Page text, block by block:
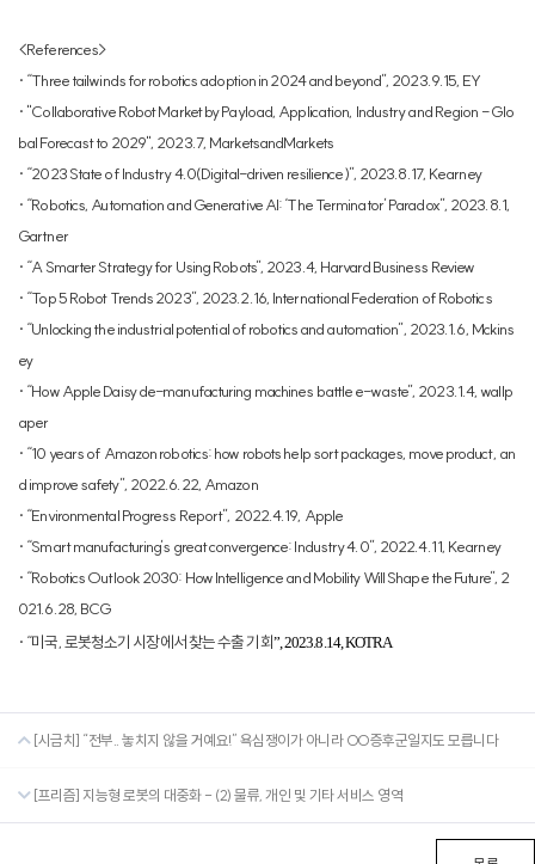
<References>
· “Three tailwinds for robotics adoption in 2024 and beyond”, 2023.9.15, EY
· "Collaborative Robot Market by Payload, Application, Industry and Region - Glo
bal Forecast to 2029", 2023.7, MarketsandMarkets
· “2023 State of Industry 4.0(Digital-driven resilience)”, 2023.8.17, Kearney
· “Robotics, Automation and Generative AI: ‘The Terminator’ Paradox”, 2023.8.1,
Gartner
· “A Smarter Strategy for Using Robots”, 2023.4, Harvard Business Review
· “Top 5 Robot Trends 2023”, 2023.2.16, International Federation of Robotics
· “Unlocking the industrial potential of robotics and automation”, 2023.1.6, Mckins
ey
· “How Apple Daisy de-manufacturing machines battle e-waste”, 2023.1.4, wallp
aper
· “10 years of Amazon robotics: how robots help sort packages, move product, an
d improve safety”, 2022.6.22, Amazon
· “Environmental Progress Report”, 2022.4.19, Apple
· “Smart manufacturing’s great convergence: Industry 4.0”, 2022.4.11, Kearney
· “Robotics Outlook 2030: How Intelligence and Mobility Will Shape the Future”, 2
021.6.28, BCG
· “미국,로봇청소기 시장에서 찾는 수출 기회”, 2023.8.14, KOTRA
[시금치] “전부.. 놓치지 않을 거예요!” 욕심쟁이가 아니라 OO증후군일지도 모릅니다
[프리즘] 지능형 로봇의 대중화 - (2) 물류, 개인 및 기타 서비스 영역